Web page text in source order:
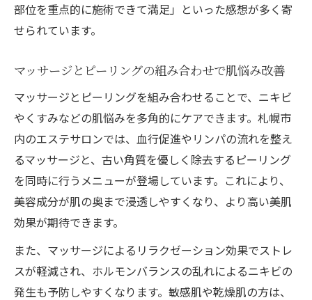
部位を重点的に施術できて満足」といった感想が多く寄
せられています。
マッサージとピーリングの組み合わせで肌悩み改善
マッサージとピーリングを組み合わせることで、ニキビ
やくすみなどの肌悩みを多角的にケアできます。札幌市
内のエステサロンでは、血行促進やリンパの流れを整え
るマッサージと、古い角質を優しく除去するピーリング
を同時に行うメニューが登場しています。これにより、
美容成分が肌の奥まで浸透しやすくなり、より高い美肌
効果が期待できます。
また、マッサージによるリラクゼーション効果でストレ
スが軽減され、ホルモンバランスの乱れによるニキビの
発生も予防しやすくなります。敏感肌や乾燥肌の方は、